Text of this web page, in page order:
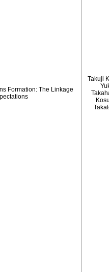
Formation: The Linkage
Takuji